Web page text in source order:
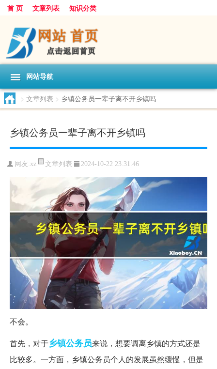
首 页 文章列表 知识分类
网站导航
> 文章列表 > 乡镇公务员一辈子离不开乡镇吗
乡镇公务员一辈子离不开乡镇吗
网友:xz 文章列表 2024-10-22 23:31:46
不会。
首先，对于乡镇公务员来说，想要调离乡镇的方式还是
比较多。一方面，乡镇公务员个人的发展虽然缓慢，但是